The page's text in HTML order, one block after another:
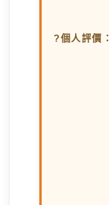
?個人評價：